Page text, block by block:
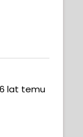
6 lat temu